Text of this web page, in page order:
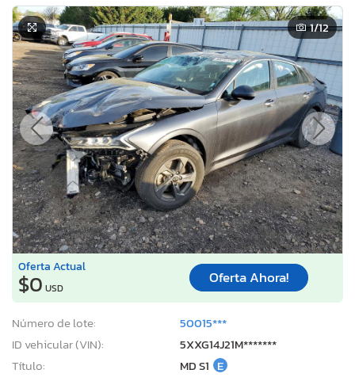
1/12
Oferta Actual
$0 USD
Oferta Ahora!
Número de lote:
50015***
ID vehicular (VIN):
5XXG14J21M*******
Título:
MD S1 E